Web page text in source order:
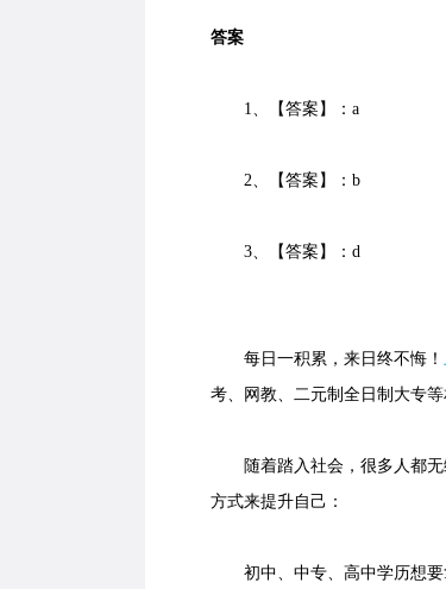
答案
1、【答案】：a
2、【答案】：b
3、【答案】：d
每日一积累，来日终不悔！
考、网教、二元制全日制大专
随着踏入社会，很多人都无
方式来提升自己：
初中、中专、高中学历想要